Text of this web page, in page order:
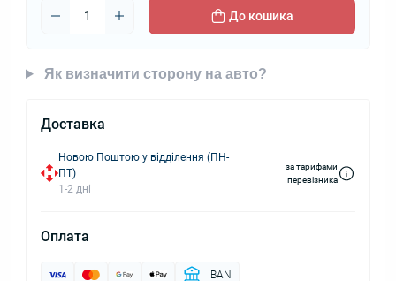
До кошика
Як визначити сторону на авто?
Доставка
Новою Поштою у відділення (ПН-
ПТ)
1-2 дні
за тарифами
перевізника
Оплата
IBAN